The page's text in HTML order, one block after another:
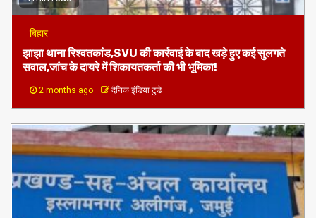
1 min read
बिहार
झाझा थाना रिश्वतकांड,SVU की कार्रवाई के बाद खड़े हुए कई सुलगते